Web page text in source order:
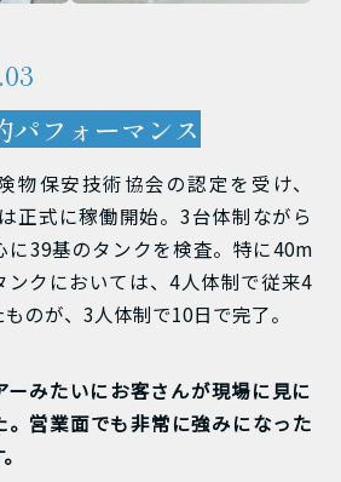
パフォーマンス
物保安技術協会の認定を受け、
は正式に稼働開始。3台体制ながら
に39基のタンクを検査。特に40m
ンクにおいては、4人体制で従来4
のが、3人体制で10日で完了。
ーみたいにお客さんが現場に見に
。営業面でも非常に強みになった